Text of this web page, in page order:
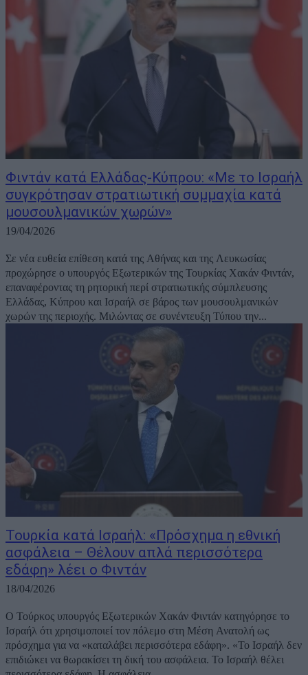
Φιντάν κατά Ελλάδας-Κύπρου: «Με το Ισραήλ
συγκρότησαν στρατιωτική συμμαχία κατά
μουσουλμανικών χωρών»
19/04/2026
Σε νέα ευθεία επίθεση κατά της Αθήνας και της Λευκωσίας
προχώρησε ο υπουργός Εξωτερικών της Τουρκίας Χακάν Φιντάν,
επαναφέροντας τη ρητορική περί στρατιωτικής σύμπλευσης
Ελλάδας, Κύπρου και Ισραήλ σε βάρος των μουσουλμανικών
χωρών της περιοχής. Μιλώντας σε συνέντευξη Τύπου την...
Τουρκία κατά Ισραήλ: «Πρόσχημα η εθνική
ασφάλεια – Θέλουν απλά περισσότερα
εδάφη» λέει ο Φιντάν
18/04/2026
Ο Τούρκος υπουργός Εξωτερικών Χακάν Φιντάν κατηγόρησε το
Ισραήλ ότι χρησιμοποιεί τον πόλεμο στη Μέση Ανατολή ως
πρόσχημα για να «καταλάβει περισσότερα εδάφη». «Το Ισραήλ δεν
επιδιώκει να θωρακίσει τη δική του ασφάλεια. Το Ισραήλ θέλει